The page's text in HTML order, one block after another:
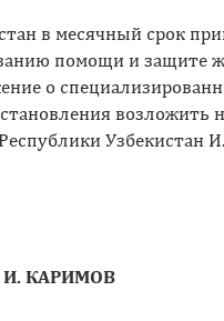
в месячный срок
помощи и защите
о
Узбекистан